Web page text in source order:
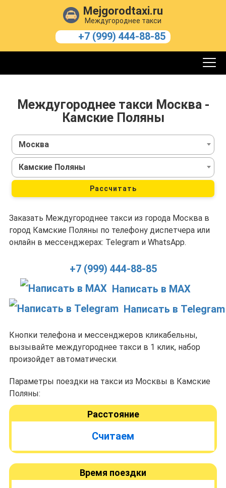
Mejgorodtaxi.ru
Междугороднее такси
+7 (999) 444-88-85
Междугороднее такси Москва -
Камские Поляны
Москва
Камские Поляны
Рассчитать
Заказать Междугороднее такси из города Москва в
город Камские Поляны по телефону диспетчера или
онлайн в мессенджерах: Telegram и WhatsApp.
+7 (999) 444-88-85
Написать в MAX
Написать в Telegram
Кнопки телефона и мессенджеров кликабельны,
вызывайте междугороднее такси в 1 клик, набор
произойдет автоматически.
Параметры поездки на такси из Москвы в Камские
Поляны:
Расстояние
Считаем
Время поездки